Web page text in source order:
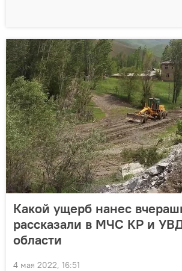
Какой ущерб нанес
рассказали в МЧС КР и
области
4 мая 2022, 16:51